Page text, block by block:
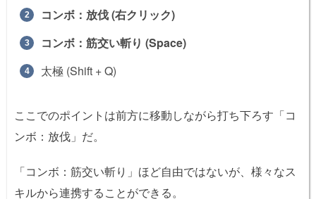
コンボ：放伐 (右クリック)
コンボ：筋交い斬り (Space)
太極 (Shift + Q)
ここでのポイントは前方に移動しながら打ち下ろす「コ
ンボ：放伐」だ。
「コンボ：筋交い斬り」ほど自由ではないが、様々なス
キルから連携することができる。